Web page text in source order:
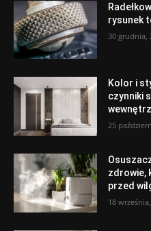
rysunek
30 grudnia,
Kolor i
czynniki
25
zdrowie,
przed
18